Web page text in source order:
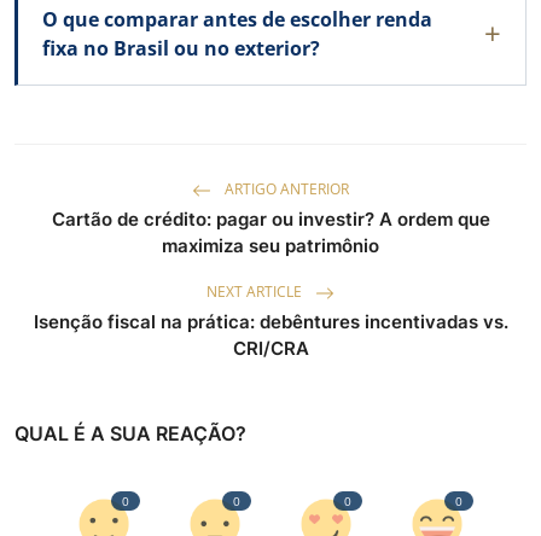
O que comparar antes de escolher renda
fixa no Brasil ou no exterior?
ARTIGO ANTERIOR
Cartão de crédito: pagar ou investir? A ordem que
maximiza seu patrimônio
NEXT ARTICLE
Isenção fiscal na prática: debêntures incentivadas vs.
CRI/CRA
QUAL É A SUA REAÇÃO?
0 0 0 0